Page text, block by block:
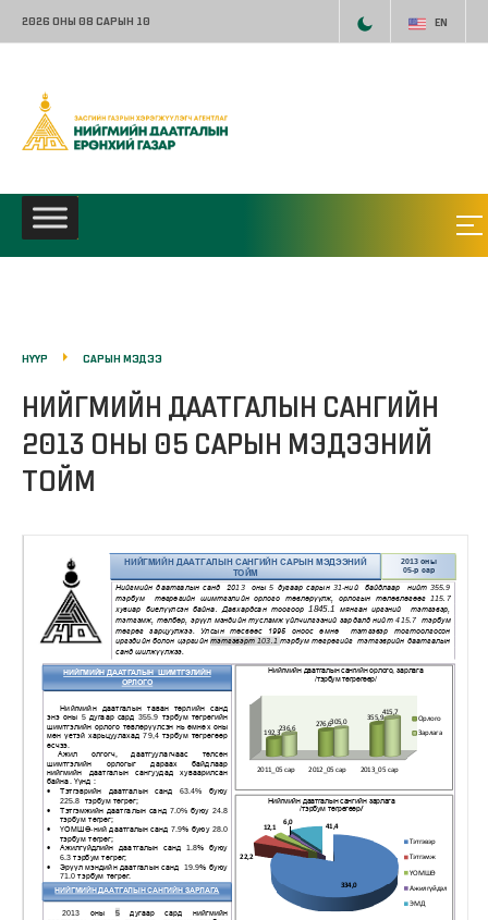
2026 ОНЫ 08 САРЫН 10 EN
НҮҮР САРЫН МЭДЭЭ
НИЙГМИЙН ДААТГАЛЫН САНГИЙН
2013 ОНЫ 05 САРЫН МЭДЭЭНИЙ
ТОЙМ